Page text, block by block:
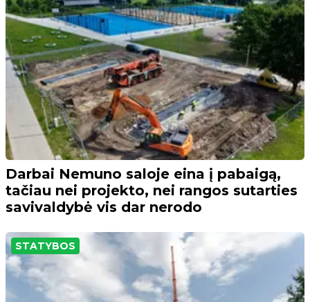
Darbai Nemuno saloje eina į pabaigą,
tačiau nei projekto, nei rangos sutarties
savivaldybė vis dar nerodo
STATYBOS